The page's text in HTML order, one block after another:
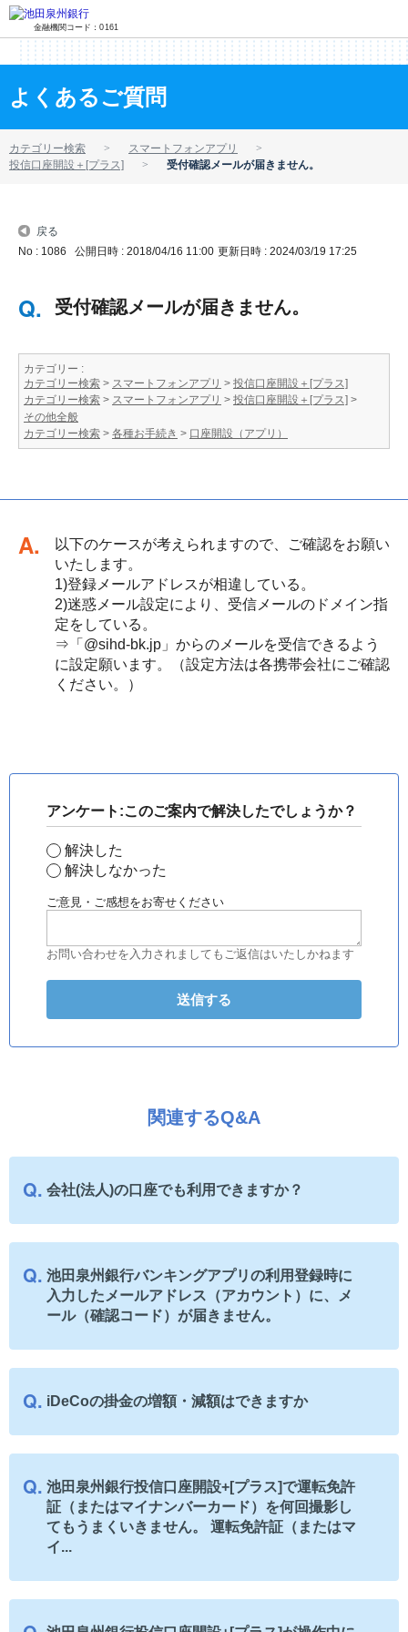
金融機関コード：0161
よくあるご質問
カテゴリー検索
スマートフォンアプリ
投信口座開設＋[プラス]
受付確認メールが届きません。
戻る
No : 1086 公開日時 : 2018/04/16 11:00 更新日時 : 2024/03/19 17:25
受付確認メールが届きません。
カテゴリー :
カテゴリー検索 > スマートフォンアプリ > 投信口座開設＋[プラス]
カテゴリー検索 > スマートフォンアプリ > 投信口座開設＋[プラス] >
その他全般
カテゴリー検索 > 各種お手続き > 口座開設（アプリ）
回答
以下のケースが考えられますので、ご確認をお願い
いたします。
1)登録メールアドレスが相違している。
2)迷惑メール設定により、受信メールのドメイン指
定をしている。
⇒「@sihd-bk.jp」からのメールを受信できるよう
に設定願います。（設定方法は各携帯会社にご確認
ください。）
アンケート:このご案内で解決したでしょうか？
解決した
解決しなかった
ご意見・ご感想をお寄せください
お問い合わせを入力されましてもご返信はいたしかねます
関連するQ&A
会社(法人)の口座でも利用できますか？
池田泉州銀行バンキングアプリの利用登録時に
入力したメールアドレス（アカウント）に、メ
ール（確認コード）が届きません。
iDeCoの掛金の増額・減額はできますか
池田泉州銀行投信口座開設+[プラス]で運転免許
証（またはマイナンバーカード）を何回撮影し
てもうまくいきません。 運転免許証（またはマ
イ...